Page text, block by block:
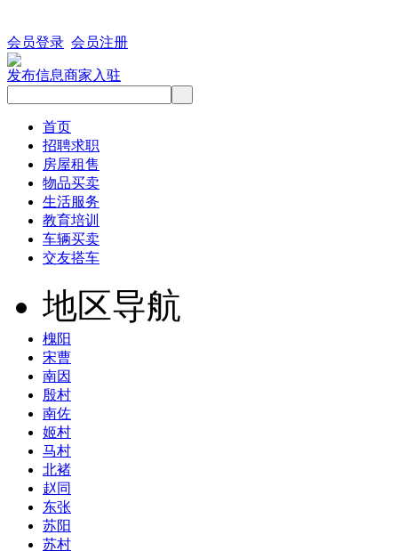
会员登录 会员注册
发布信息商家入驻
首页
招聘求职
房屋租售
物品买卖
生活服务
教育培训
车辆买卖
交友搭车
地区导航
槐阳
宋曹
南因
殷村
南佐
姬村
马村
北褚
赵同
东张
苏阳
苏村